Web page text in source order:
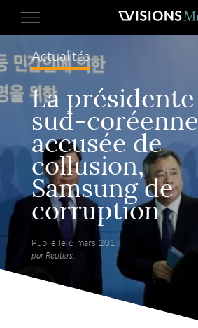
Actualités
La présidente
sud-coréenne
accusée de
collusion,
Samsung de
corruption
Publié le 6 mars 2017,
par Reuters.